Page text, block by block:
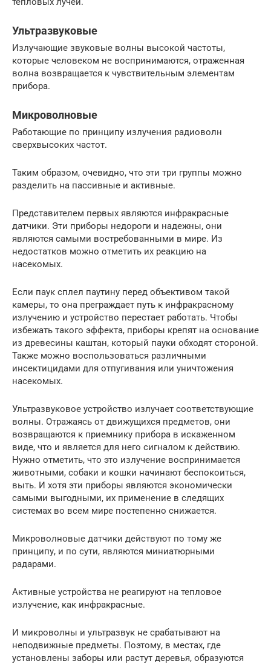
Ультразвуковые
Излучающие звуковые волны высокой частоты,
которые человеком не воспринимаются, отраженная
волна возвращается к чувствительным элементам
прибора.
Микроволновые
Работающие по принципу излучения радиоволн
сверхвысоких частот.
Таким образом, очевидно, что эти три группы можно
разделить на пассивные и активные.
Представителем первых являются инфракрасные
датчики. Эти приборы недороги и надежны, они
являются самыми востребованными в мире. Из
недостатков можно отметить их реакцию на
насекомых.
Если паук сплел паутину перед объективом такой
камеры, то она преграждает путь к инфракрасному
излучению и устройство перестает работать. Чтобы
избежать такого эффекта, приборы крепят на основание
из древесины каштан, который пауки обходят стороной.
Также можно воспользоваться различными
инсектицидами для отпугивания или уничтожения
насекомых.
Ультразвуковое устройство излучает соответствующие
волны. Отражаясь от движущихся предметов, они
возвращаются к приемнику прибора в искаженном
виде, что и является для него сигналом к действию.
Нужно отметить, что это излучение воспринимается
животными, собаки и кошки начинают беспокоиться,
выть. И хотя эти приборы являются экономически
самыми выгодными, их применение в следящих
системах во всем мире постепенно снижается.
Микроволновые датчики действуют по тому же
принципу, и по сути, являются миниатюрными
радарами.
Активные устройства не реагируют на тепловое
излучение, как инфракрасные.
И микроволны и ультразвук не срабатывают на
неподвижные предметы. Поэтому, в местах, где
установлены заборы или растут деревья, образуются